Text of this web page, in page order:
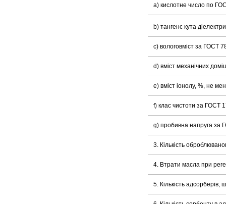
a) кислотне число по
b) тангенс кута
c) вологовміст за ГОСТ
d) вміст механічних
e) вміст іонолу, %, не
f) клас чистоти за ГОСТ
g) пробивна напруга за
3. Кількість
4. Втрати масла при
5. Кількість адсорберів,